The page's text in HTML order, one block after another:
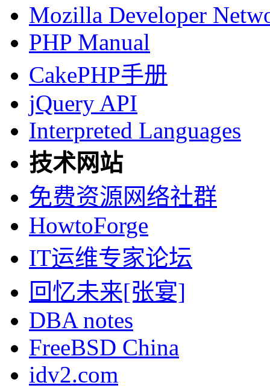
Mozilla Developer
PHP Manual
CakePHP手册
jQuery API
Interpreted Languages
技术网站
免费资源网络社群
HowtoForge
IT运维专家论坛
回忆未来[张宴]
DBA notes
FreeBSD China
idv2.com